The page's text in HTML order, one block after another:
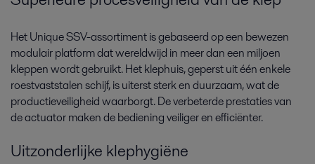
Het Unique SSV-assortiment is gebaseerd op een bewezen
modulair platform dat wereldwijd in meer dan een miljoen
kleppen wordt gebruikt. Het klephuis, geperst uit één enkele
roestvaststalen schijf, is uiterst sterk en duurzaam, wat de
productieveiligheid waarborgt. De verbeterde prestaties van
de actuator maken de bediening veiliger en efficiënter.
Uitzonderlijke klephygiëne